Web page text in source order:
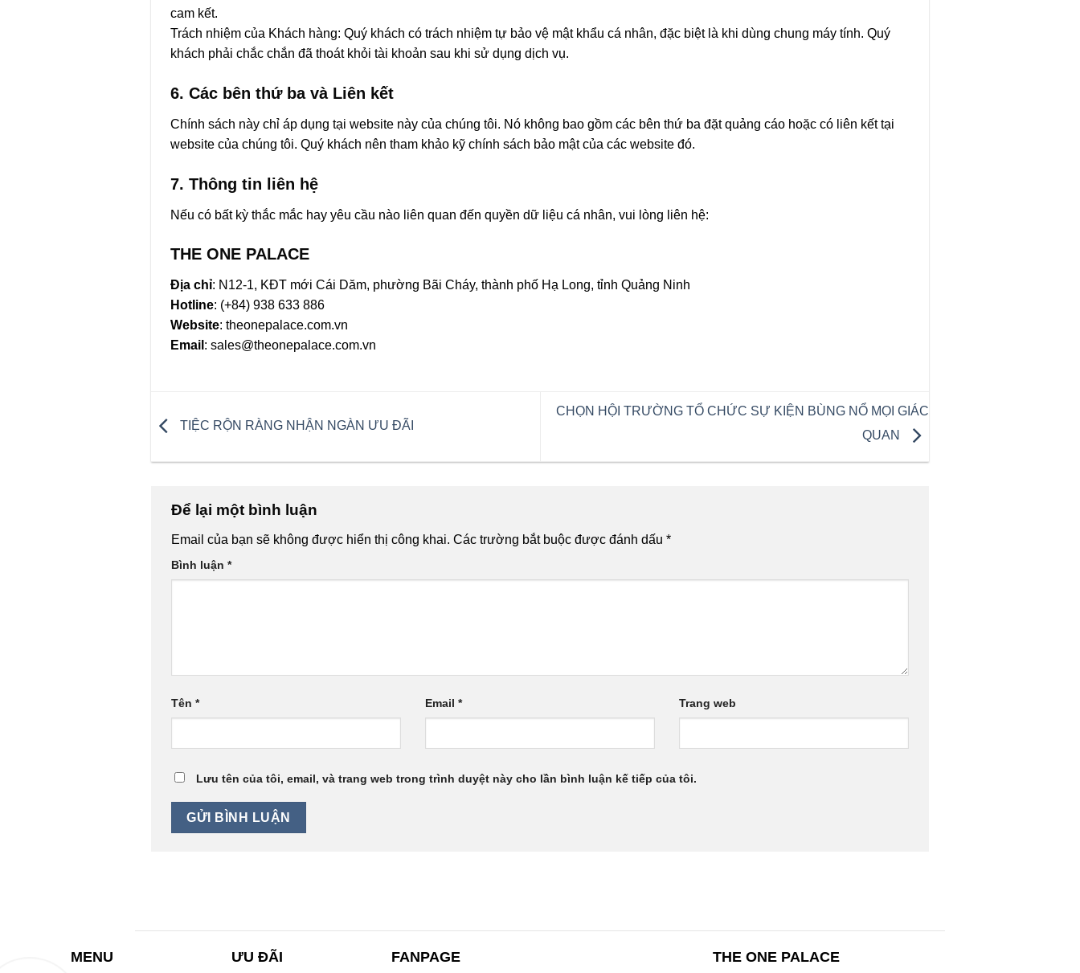
cam kết.
Trách nhiệm của Khách hàng: Quý khách có trách nhiệm tự bảo vệ mật khẩu cá nhân, đặc biệt là khi dùng chung máy tính. Quý
khách phải chắc chắn đã thoát khỏi tài khoản sau khi sử dụng dịch vụ.
6. Các bên thứ ba và Liên kết
Chính sách này chỉ áp dụng tại website này của chúng tôi. Nó không bao gồm các bên thứ ba đặt quảng cáo hoặc có liên kết tại
website của chúng tôi. Quý khách nên tham khảo kỹ chính sách bảo mật của các website đó.
7. Thông tin liên hệ
Nếu có bất kỳ thắc mắc hay yêu cầu nào liên quan đến quyền dữ liệu cá nhân, vui lòng liên hệ:
THE ONE PALACE
Địa chỉ: N12-1, KĐT mới Cái Dăm, phường Bãi Cháy, thành phố Hạ Long, tỉnh Quảng Ninh
Hotline: (+84) 938 633 886
Website: theonepalace.com.vn
Email : sales@theonepalace.com.vn
TIỆC RỘN RÀNG NHẬN NGÀN ƯU ĐÃI
CHỌN HỘI TRƯỜNG TỔ CHỨC SỰ KIỆN BÙNG NỔ MỌI GIÁC
QUAN
Để lại một bình luận
Email của bạn sẽ không được hiển thị công khai. Các trường bắt buộc được đánh dấu *
Bình luận *
Tên * Email * Trang web
Lưu tên của tôi, email, và trang web trong trình duyệt này cho lần bình luận kế tiếp của tôi.
MENU ƯU ĐÃI FANPAGE THE ONE PALACE